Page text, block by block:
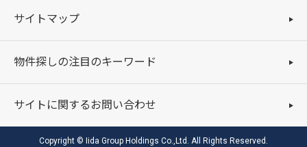
サイトマップ
物件探しの注目のキーワード
サイトに関するお問い合わせ
Copyright © Iida Group Holdings Co.,Ltd. All Rights Reserved.